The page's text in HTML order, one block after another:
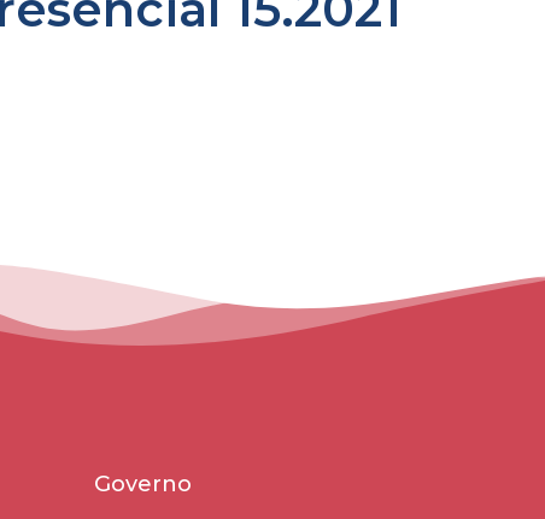
Governo